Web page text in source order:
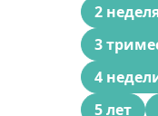
2
3
4
5 лет